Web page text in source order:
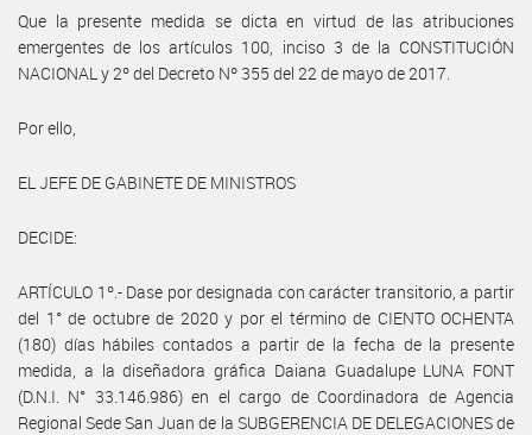
Que la presente medida se dicta en virtud de las atribuciones
emergentes de los artículos 100, inciso 3 de la CONSTITUCIÓN
NACIONAL y 2º del Decreto Nº 355 del 22 de mayo de 2017.
Por ello,
EL JEFE DE GABINETE DE MINISTROS
DECIDE:
ARTÍCULO 1º.- Dase por designada con carácter transitorio, a partir
del 1° de octubre de 2020 y por el término de CIENTO OCHENTA
(180) días hábiles contados a partir de la fecha de la presente
medida, a la diseñadora gráfica Daiana Guadalupe LUNA FONT
(D.N.I. N° 33.146.986) en el cargo de Coordinadora de Agencia
Regional Sede San Juan de la SUBGERENCIA DE DELEGACIONES de